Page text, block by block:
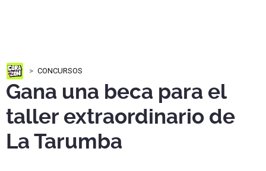
CONCURSOS
Gana una beca para el
taller extraordinario de
La Tarumba